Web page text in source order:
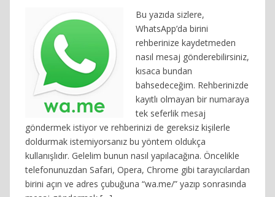
Bu yazıda sizlere,
WhatsApp’da birini
rehberinize kaydetmeden
nasıl mesaj gönderebilirsiniz,
kısaca bundan
bahsedeceğim. Rehberinizde
kayıtlı olmayan bir numaraya
tek seferlik mesaj
göndermek istiyor ve rehberinizi de gereksiz kişilerle
doldurmak istemiyorsanız bu yöntem oldukça
kullanışlıdır. Gelelim bunun nasıl yapılacağına. Öncelikle
telefonunuzdan Safari, Opera, Chrome gibi tarayıcılardan
birini açın ve adres çubuğuna “wa.me/” yazıp sonrasında